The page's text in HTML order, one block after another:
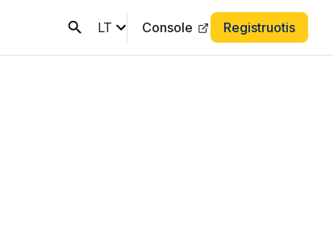
LT Console Registruotis